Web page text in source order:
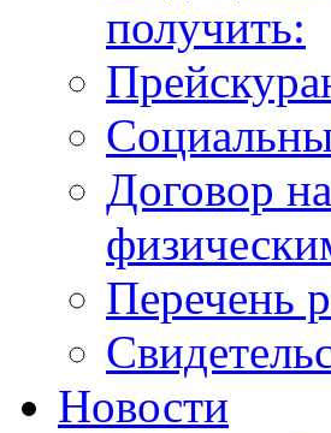
получить:
Договор
Перечень
Новости